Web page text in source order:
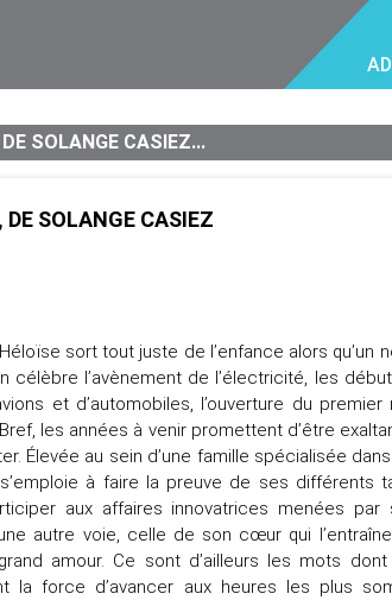
SOLANGE CASIEZ...
SOLANGE CASIEZ
sort tout juste de l’enfance alors qu’un
célèbre l’avènement de l’électricité, les
et d’automobiles, l’ouverture du
les années à venir promettent d’être
Élevée au sein d’une famille spécialisée
à faire la preuve de ses différents
aux affaires innovatrices menées par
autre voie, celle de son cœur qui
amour. Ce sont d’ailleurs les mots
la force d’avancer aux heures les plus